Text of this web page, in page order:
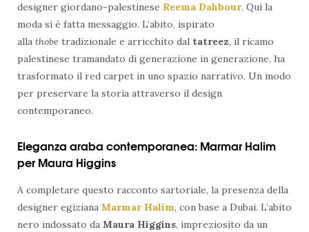
designer giordano-palestinese Reema Dahbour. Qui la
moda si è fatta messaggio. L’abito, ispirato
alla thobe tradizionale e arricchito dal tatreez, il ricamo
palestinese tramandato di generazione in generazione, ha
trasformato il red carpet in uno spazio narrativo. Un modo
per preservare la storia attraverso il design
contemporaneo.
Eleganza araba contemporanea: Marmar Halim
per Maura Higgins
A completare questo racconto sartoriale, la presenza della
designer egiziana Marmar Halim, con base a Dubai. L’abito
nero indossato da Maura Higgins, impreziosito da un